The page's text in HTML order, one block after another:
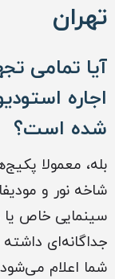
تهران
آیا تمامی
اجاره
شده است؟
بله، معمولا
شاخه نور و
سینمایی خاص
جداگانه‌ای
شما اعلام